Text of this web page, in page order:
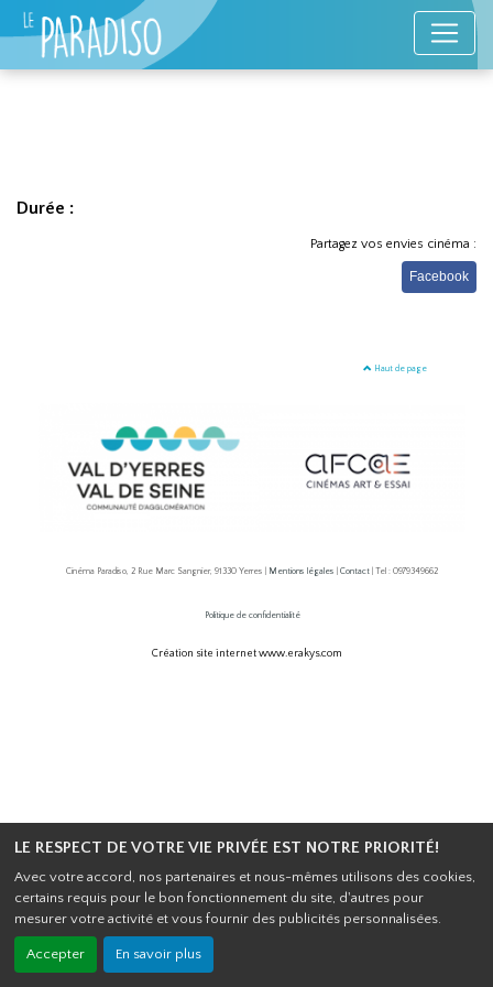
LE RESPECT DE VOTRE VIE PRIVÉE EST NOTRE PRIORITÉ!
Avec votre accord, nos partenaires et nous-mêmes utilisons des cookies,
certains requis pour le bon fonctionnement du site, d'autres pour
mesurer votre activité et vous fournir des publicités personnalisées.
Accepter En savoir plus
Durée :
Partagez vos envies cinéma :
Facebook
Haut de page
Cinéma Paradiso, 2 Rue Marc Sangnier, 91330 Yerres | Mentions légales Contact | Tel : 0979349662
Politique de confidentialité
Création site internet www.erakys.com